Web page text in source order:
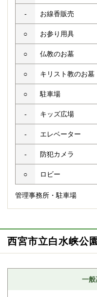
- お線香販売
○ お参り用具
○ 仏教のお墓
○ キリスト教のお墓
○ 駐車場
- キッズ広場
- エレベーター
- 防犯カメラ
○ ロビー
管理事務所・駐車場
西宮市立白水峡公
一般